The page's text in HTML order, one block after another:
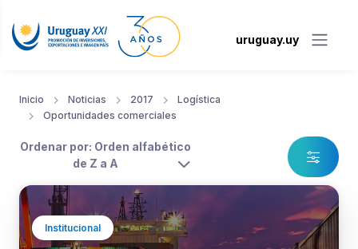
uruguay.uy
Inicio Noticias 2017
Logística
Oportunidades comerciales
Ordenar por: Orden alfabético
de Z a A
Institucional